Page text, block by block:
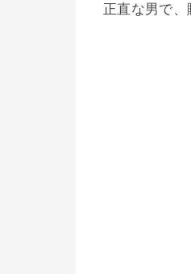
正直な男で、